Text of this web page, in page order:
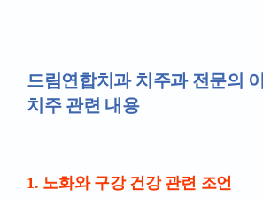
드림연합치과 치주과 전문의
치주 관련 내용
1. 노화와 구강 건강 관련 조언